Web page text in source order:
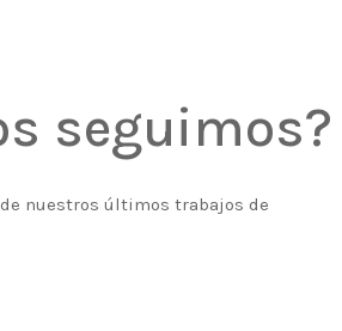
seguimos?
nuestros últimos trabajos de